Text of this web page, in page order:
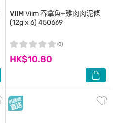
VIIMViim 吞拿魚+雞肉肉泥條
(12g x 6) 450669
HK$10.80
(0)